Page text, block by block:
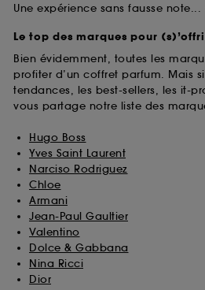
Une expérience sans fausse
Le top des marques pour
Bien évidemment, toutes les
profiter d’un coffret parfum. Mais
tendances, les best-sellers, les it-
vous partage notre liste des
Hugo Boss
Yves Saint Laurent
Narciso Rodriguez
Chloe
Armani
Jean-Paul Gaultier
Valentino
Dolce & Gabbana
Nina Ricci
Dior